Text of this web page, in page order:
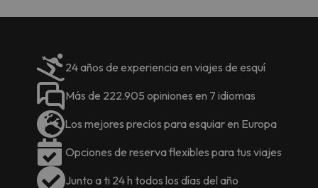
24 años de experiencia en viajes de esquí
Más de 222.905 opiniones en 7 idiomas
Los mejores precios para esquiar en Europa
Opciones de reserva flexibles para tus viajes
Junto a ti 24 h todos los días del año